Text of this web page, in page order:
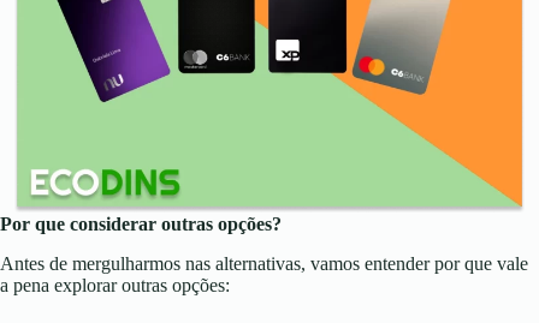
Por que considerar outras opções?
Antes de mergulharmos nas alternativas, vamos entender por que vale
a pena explorar outras opções: